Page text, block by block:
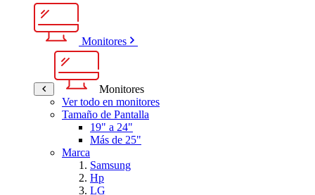
Monitores
Monitores
Ver todo en monitores
Tamaño de Pantalla
19" a 24"
Más de 25"
Marca
Samsung
Hp
LG